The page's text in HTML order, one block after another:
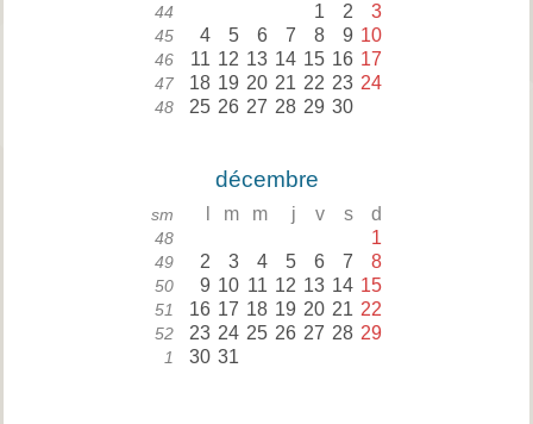
44 1 2 3
45 4 5 6 7 8 9 10
46 11 12 13 14 15 16 17
47 18 19 20 21 22 23 24
48 25 26 27 28 29 30
décembre
sm m m j v s d
48 1
49 2 3 4 5 6 7 8
50 9 10 11 12 13 14 15
51 16 17 18 19 20 21 22
52 23 24 25 26 27 28 29
1 30 31